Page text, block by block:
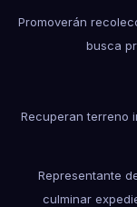
Promoverán
busca
Recuperan terreno
Representante
culminar